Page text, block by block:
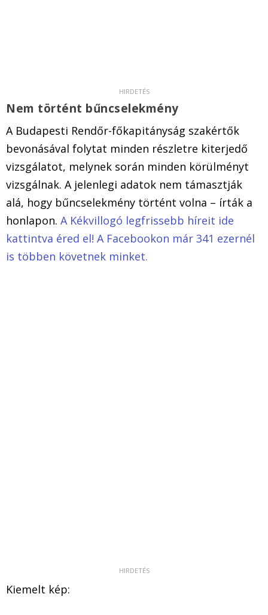
Nem történt bűncselekmény
A Budapesti Rendőr-főkapitányság szakértők
bevonásával folytat minden részletre kiterjedő
vizsgálatot, melynek során minden körülményt
vizsgálnak. A jelenlegi adatok nem támasztják
alá, hogy bűncselekmény történt volna – írták a
honlapon. A Kékvillogó legfrissebb híreit ide
kattintva éred el! A Facebookon már 341 ezernél
is többen követnek minket.
Kiemelt kép: